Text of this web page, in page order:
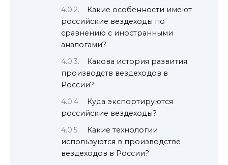
Какие особенности имеют
российские вездеходы по
сравнению с иностранными
аналогами?
Какова история развития
производств вездеходов в
России?
Куда экспортируются
российские вездеходы?
Какие технологии
используются в производстве
вездеходов в России?